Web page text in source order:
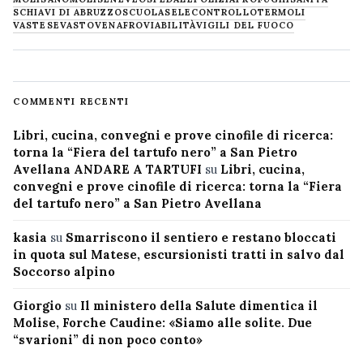
SCHIAVI DI ABRUZZOSCUOLASELECONTROLLOTERMOLI
VASTESEVASTOVENAFROVIABILITÀVIGILI DEL FUOCO
COMMENTI RECENTI
Libri, cucina, convegni e prove cinofile di ricerca:
torna la “Fiera del tartufo nero” a San Pietro
Avellana ANDARE A TARTUFI su Libri, cucina,
convegni e prove cinofile di ricerca: torna la “Fiera
del tartufo nero” a San Pietro Avellana
kasia su Smarriscono il sentiero e restano bloccati
in quota sul Matese, escursionisti tratti in salvo dal
Soccorso alpino
Giorgio su Il ministero della Salute dimentica il
Molise, Forche Caudine: «Siamo alle solite. Due
“svarioni” di non poco conto»